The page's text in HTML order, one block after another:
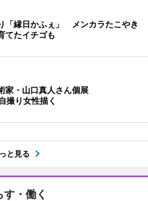
「縁日かふぇ」 メンカラたこやき
てたイチゴも
家・山口真人さん個展
撮り女性描く
と見る
す・働く